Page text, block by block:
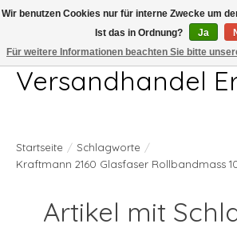
Telefon 04407 715872 MO-DO 7.00-17.00Uhr FR 7.00-
Versandhandel
Startseite / Schlagworte /
Kraftmann 2160 Glasfaser Rollbandmass
Artikel mit
Wir benutzen Cookies nur für interne Zwecke um
Ist das in Ordnung?
Ja
Für weitere Informationen beachten Sie bitte